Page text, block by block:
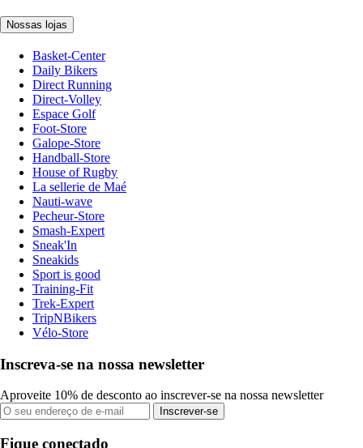
Nossas lojas
Basket-Center
Daily Bikers
Direct Running
Direct-Volley
Espace Golf
Foot-Store
Galope-Store
Handball-Store
House of Rugby
La sellerie de Maé
Nauti-wave
Pecheur-Store
Smash-Expert
Sneak'In
Sneakids
Sport is good
Training-Fit
Trek-Expert
TripNBikers
Vélo-Store
Inscreva-se na nossa newsletter
Aproveite 10% de desconto ao inscrever-se na nossa newsletter
Inscrever-se
Fique conectado